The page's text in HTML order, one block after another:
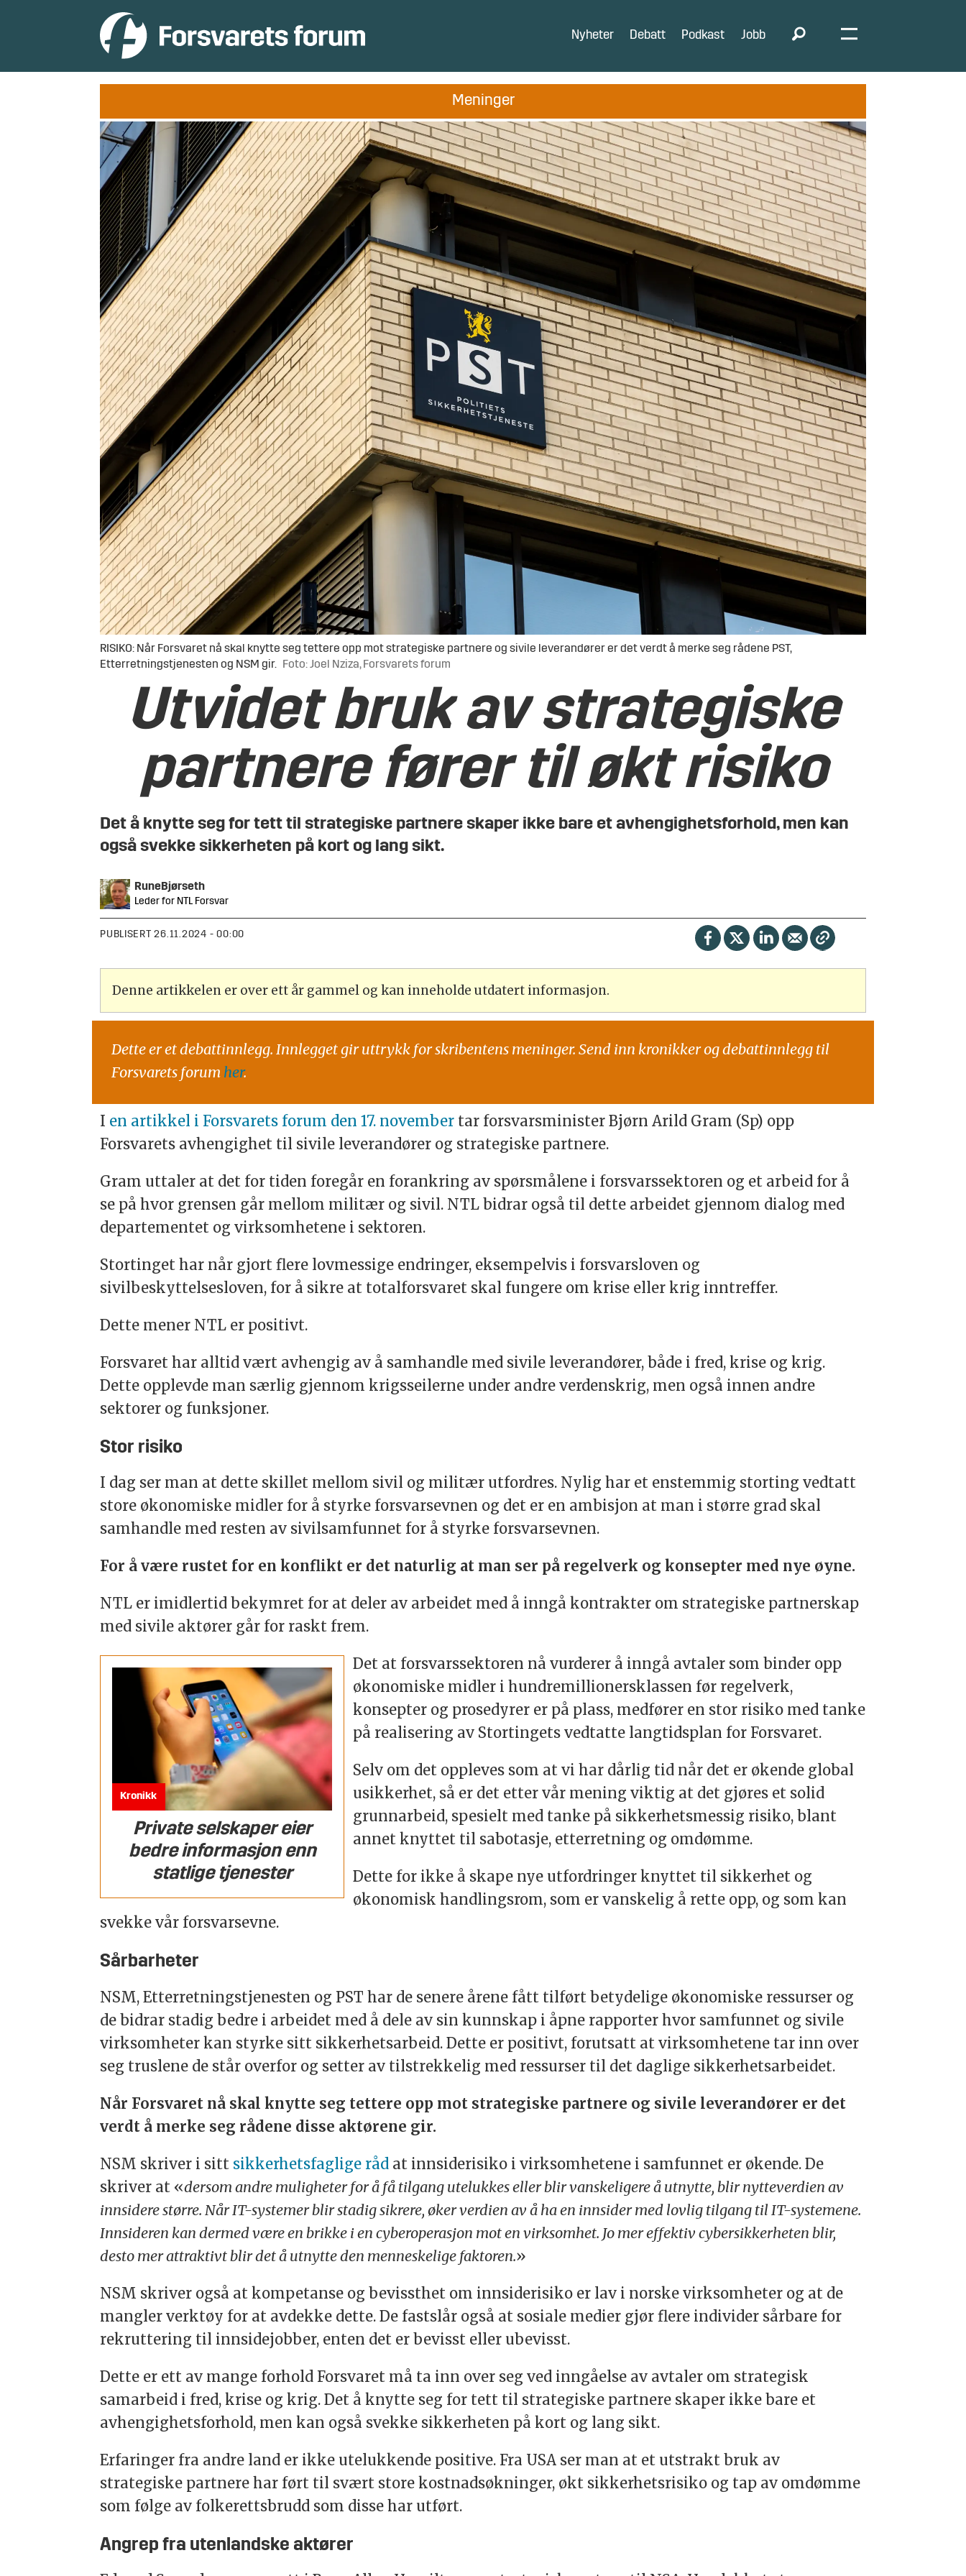
Nyheter Debatt Podkast Jobb
Meninger
RISIKO: Når Forsvaret nå skal knytte seg tettere opp mot strategiske partnere og sivile leverandører er det verdt å merke seg rådene PST,
Etterretningstjenesten og NSM gir.
Foto: Joel Nziza, Forsvarets forum
Utvidet bruk av strategiske
partnere fører til økt risiko
Det å knytte seg for tett til strategiske partnere skaper ikke bare et avhengighetsforhold, men kan
også svekke sikkerheten på kort og lang sikt.
RuneBjørseth
Leder for NTL Forsvar
PUBLISERT 26.11.2024 - 00:00
Denne artikkelen er over ett år gammel og kan inneholde utdatert informasjon.
Dette er et debattinnlegg. Innlegget gir uttrykk for skribentens meninger. Send inn kronikker og debattinnlegg til
Forsvarets forum her.
I en artikkel i Forsvarets forum den 17. november tar forsvarsminister Bjørn Arild Gram (Sp) opp
Forsvarets avhengighet til sivile leverandører og strategiske partnere.
Gram uttaler at det for tiden foregår en forankring av spørsmålene i forsvarssektoren og et arbeid for å
se på hvor grensen går mellom militær og sivil. NTL bidrar også til dette arbeidet gjennom dialog med
departementet og virksomhetene i sektoren.
Stortinget har når gjort flere lovmessige endringer, eksempelvis i forsvarsloven og
sivilbeskyttelsesloven, for å sikre at totalforsvaret skal fungere om krise eller krig inntreffer.
Dette mener NTL er positivt.
Forsvaret har alltid vært avhengig av å samhandle med sivile leverandører, både i fred, krise og krig.
Dette opplevde man særlig gjennom krigsseilerne under andre verdenskrig, men også innen andre
sektorer og funksjoner.
Stor risiko
I dag ser man at dette skillet mellom sivil og militær utfordres. Nylig har et enstemmig storting vedtatt
store økonomiske midler for å styrke forsvarsevnen og det er en ambisjon at man i større grad skal
samhandle med resten av sivilsamfunnet for å styrke forsvarsevnen.
For å være rustet for en konflikt er det naturlig at man ser på regelverk og konsepter med nye øyne.
NTL er imidlertid bekymret for at deler av arbeidet med å inngå kontrakter om strategiske partnerskap
med sivile aktører går for raskt frem.
Kronikk
Private selskaper eier
bedre informasjon enn
statlige tjenester
Det at forsvarssektoren nå vurderer å inngå avtaler som binder opp
økonomiske midler i hundremillionersklassen før regelverk,
konsepter og prosedyrer er på plass, medfører en stor risiko med tanke
på realisering av Stortingets vedtatte langtidsplan for Forsvaret.
Selv om det oppleves som at vi har dårlig tid når det er økende global
usikkerhet, så er det etter vår mening viktig at det gjøres et solid
grunnarbeid, spesielt med tanke på sikkerhetsmessig risiko, blant
annet knyttet til sabotasje, etterretning og omdømme.
Dette for ikke å skape nye utfordringer knyttet til sikkerhet og
økonomisk handlingsrom, som er vanskelig å rette opp, og som kan
svekke vår forsvarsevne.
Sårbarheter
NSM, Etterretningstjenesten og PST har de senere årene fått tilført betydelige økonomiske ressurser og
de bidrar stadig bedre i arbeidet med å dele av sin kunnskap i åpne rapporter hvor samfunnet og sivile
virksomheter kan styrke sitt sikkerhetsarbeid. Dette er positivt, forutsatt at virksomhetene tar inn over
seg truslene de står overfor og setter av tilstrekkelig med ressurser til det daglige sikkerhetsarbeidet.
Når Forsvaret nå skal knytte seg tettere opp mot strategiske partnere og sivile leverandører er det
verdt å merke seg rådene disse aktørene gir.
NSM skriver i sitt sikkerhetsfaglige råd at innsiderisiko i virksomhetene i samfunnet er økende. De
skriver at «dersom andre muligheter for å få tilgang utelukkes eller blir vanskeligere å utnytte, blir nytteverdien av
innsidere større. Når IT-systemer blir stadig sikrere, øker verdien av å ha en innsider med lovlig tilgang til IT-systemene.
Innsideren kan dermed være en brikke i en cyberoperasjon mot en virksomhet. Jo mer effektiv cybersikkerheten blir,
desto mer attraktivt blir det å utnytte den menneskelige faktoren.»
NSM skriver også at kompetanse og bevissthet om innsiderisiko er lav i norske virksomheter og at de
mangler verktøy for at avdekke dette. De fastslår også at sosiale medier gjør flere individer sårbare for
rekruttering til innsidejobber, enten det er bevisst eller ubevisst.
Dette er ett av mange forhold Forsvaret må ta inn over seg ved inngåelse av avtaler om strategisk
samarbeid i fred, krise og krig. Det å knytte seg for tett til strategiske partnere skaper ikke bare et
avhengighetsforhold, men kan også svekke sikkerheten på kort og lang sikt.
Erfaringer fra andre land er ikke utelukkende positive. Fra USA ser man at et utstrakt bruk av
strategiske partnere har ført til svært store kostnadsøkninger, økt sikkerhetsrisiko og tap av omdømme
som følge av folkerettsbrudd som disse har utført.
Angrep fra utenlandske aktører